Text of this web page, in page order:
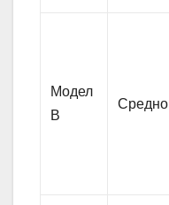
Модел
B
Средно